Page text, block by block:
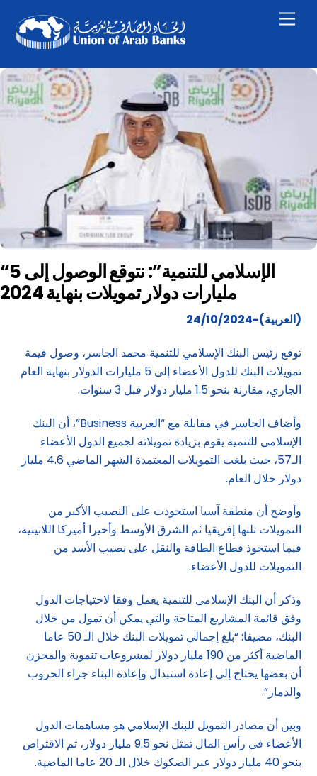
content
“الإسلامي للتنمية”: نتوقع الوصول إلى 5
مليارات دولار تمويلات بنهاية 2024
(العربية)-24/10/2024
توقع رئيس البنك الإسلامي للتنمية محمد الجاسر، وصول قيمة
تمويلات البنك للدول الأعضاء إلى 5 مليارات الدولار بنهاية العام
الجاري، مقارنة بنحو 1.5 مليار دولار قبل 3 سنوات.
وأضاف الجاسر في مقابلة مع “العربية Business”، أن البنك
الإسلامي للتنمية يقوم بزيادة تمويلاته لجميع الدول الأعضاء
الـ57، حيث بلغت التمويلات المعتمدة الشهر الماضي 4.6 مليار
دولار خلال العام.
وأوضح أن منطقة آسيا استحوذت على النصيب الأكبر من
التمويلات تلتها إفريقيا ثم الشرق الأوسط وأخيرا أميركا اللاتينية،
فيما استحوذ قطاع الطاقة والنقل على نصيب الأسد من
التمويلات للدول الأعضاء.
وذكر أن البنك الإسلامي للتنمية يعمل وفقا لاحتياجات الدول
وفق قائمة المشاريع المتاحة والتي يمكن أن تمول من خلال
البنك، مضيفا: “بلغ إجمالي تمويلات البنك خلال الـ 50 عاما
الماضية أكثر من 190 مليار دولار لمشروعات تنموية والمحزن
أن بعضها يحتاج إلى إعادة استبدال وإعادة البناء جراء الحروب
والدمار”.
وبين أن مصادر التمويل للبنك الإسلامي هو مساهمات الدول
الأعضاء في رأس المال تمثل نحو 9.5 مليار دولار، ثم الاقتراض
بنحو 40 مليار دولار عبر الصكوك خلال الـ 20 عاما الماضية.